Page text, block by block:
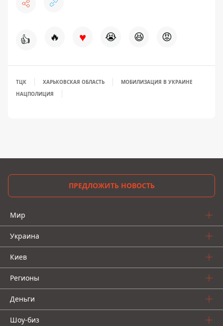
👍 🔥 ♥ 😭 😆 😡
ТЦК ХАРЬКОВСКАЯ ОБЛАСТЬ
МОБИЛИЗАЦИЯ В УКРАИНЕ
НАЦПОЛИЦИЯ
ПРЕДЛОЖИТЬ НОВОСТЬ
Мир
Украина
Киев
Регионы
Деньги
Шоу-биз